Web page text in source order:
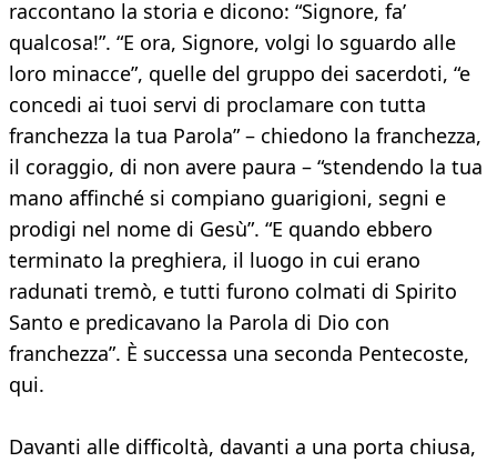
raccontano la storia e dicono: “Signore, fa’
qualcosa!”. “E ora, Signore, volgi lo sguardo alle
loro minacce”, quelle del gruppo dei sacerdoti, “e
concedi ai tuoi servi di proclamare con tutta
franchezza la tua Parola” – chiedono la franchezza,
il coraggio, di non avere paura – “stendendo la tua
mano affinché si compiano guarigioni, segni e
prodigi nel nome di Gesù”. “E quando ebbero
terminato la preghiera, il luogo in cui erano
radunati tremò, e tutti furono colmati di Spirito
Santo e predicavano la Parola di Dio con
franchezza”. È successa una seconda Pentecoste,
qui.
Davanti alle difficoltà, davanti a una porta chiusa,